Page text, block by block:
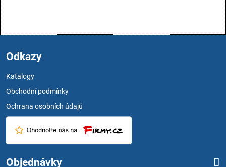
Odkazy
Katalogy
Obchodní podmínky
Ochrana osobních údajů
Objednávky